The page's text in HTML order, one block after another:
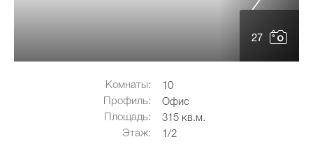
27
Комнаты:
10
Профиль:
Офис
Площадь:
315 кв.м.
Этаж:
1/2